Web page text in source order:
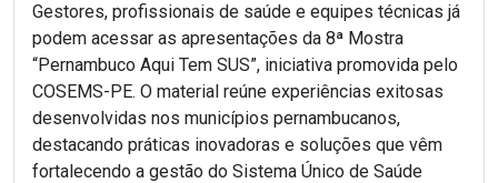
Gestores, profissionais de saúde e equipes técnicas já
podem acessar as apresentações da 8ª Mostra
“Pernambuco Aqui Tem SUS”, iniciativa promovida pelo
COSEMS-PE. O material reúne experiências exitosas
desenvolvidas nos municípios pernambucanos,
destacando práticas inovadoras e soluções que vêm
fortalecendo a gestão do Sistema Único de Saúde